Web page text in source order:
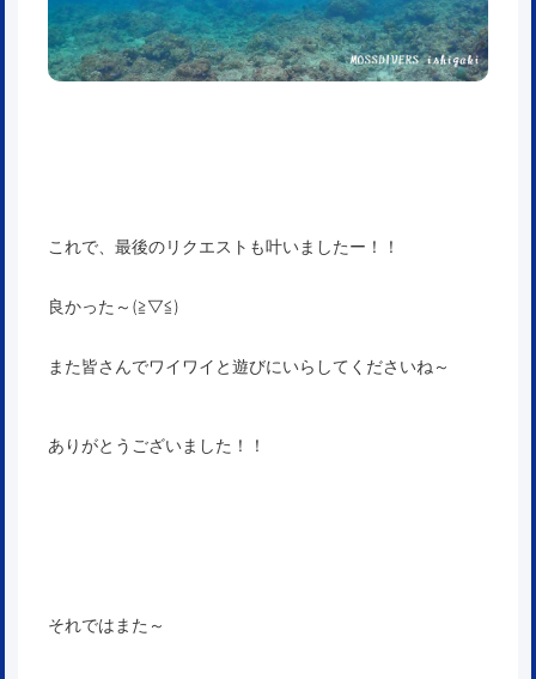
これで、最後のリクエストも叶いましたー！！
良かった～(≧▽≦)
また皆さんでワイワイと遊びにいらしてくださいね～
ありがとうございました！！
それではまた～